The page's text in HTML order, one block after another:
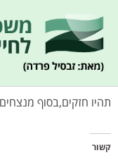
תהיו חזקים,בסוף מנצחים
קשור